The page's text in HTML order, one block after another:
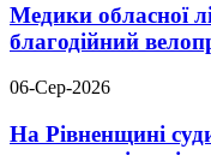
Медики обласної
благодійний
06-Сер-2026
На Рівненщині